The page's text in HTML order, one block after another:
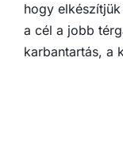
hogy
a cél a jobb
karbantartás, a